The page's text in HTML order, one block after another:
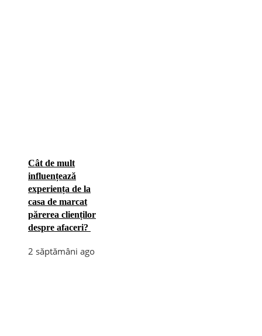
Cât de mult
influențează
experiența de la
casa de marcat
părerea clienților
despre afaceri?
2 săptămâni ago